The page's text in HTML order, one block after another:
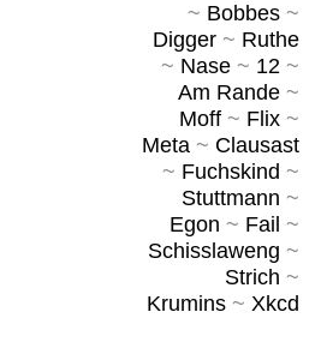
~ Bobbes~
Digger~ Ruthe
~ Nase~ 12~
Am Rande~
Moff~ Flix~
Meta~ Clausast
~ Fuchskind ~
Stuttmann ~
Egon ~ Fail ~
Schisslaweng ~
Strich ~
Krumins~ Xkcd